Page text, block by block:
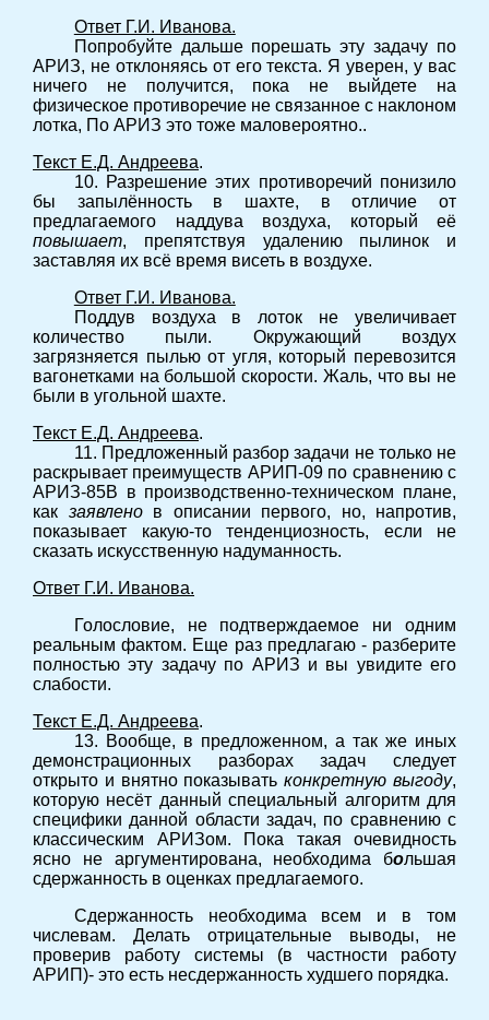
Ответ Г.И. Иванова.
Попробуйте дальше порешать эту задачу по
АРИЗ, не отклоняясь от его текста. Я уверен, у вас
ничего не получится, пока не выйдете на
физическое противоречие не связанное с наклоном
лотка, По АРИЗ это тоже маловероятно..
Текст Е.Д. Андреева.
10. Разрешение этих противоречий понизило
бы запылённость в шахте, в отличие от
предлагаемого наддува воздуха, который её
повышает, препятствуя удалению пылинок и
заставляя их всё время висеть в воздухе.
Ответ Г.И. Иванова.
Поддув воздуха в лоток не увеличивает
количество пыли. Окружающий воздух
загрязняется пылью от угля, который перевозится
вагонетками на большой скорости. Жаль, что вы не
были в угольной шахте.
Текст Е.Д. Андреева.
11. Предложенный разбор задачи не только не
раскрывает преимуществ АРИП-09 по сравнению с
АРИЗ-85В в производственно-техническом плане,
как заявлено в описании первого, но, напротив,
показывает какую-то тенденциозность, если не
сказать искусственную надуманность.
Ответ Г.И. Иванова.
Голословие, не подтверждаемое ни одним
реальным фактом. Еще раз предлагаю - разберите
полностью эту задачу по АРИЗ и вы увидите его
слабости.
Текст Е.Д. Андреева.
13. Вообще, в предложенном, а так же иных
демонстрационных разборах задач следует
открыто и внятно показыватьконкретную выгоду,
которую несёт данный специальный алгоритм для
специфики данной области задач, по сравнению с
классическим АРИЗом. Пока такая очевидность
ясно не аргументирована, необходима большая
сдержанность в оценках предлагаемого.
Сдержанность необходима всем и в том
числевам. Делать отрицательные выводы, не
проверив работу системы (в частности работу
АРИП)- это есть несдержанность худшего порядка.